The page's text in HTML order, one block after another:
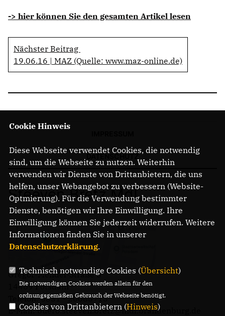
-> hier können Sie den gesamten Artikel lesen
Nächster Beitrag
19.06.16 | MAZ (Quelle: www.maz-online.de)
Steeven Bretz MdL
Gregor-Mendel-Straße 3
14469 Potsdam
Telefon: 0331 - 20085713
E-Mail: buero.steeven.bretz@mdl.brandenburg.de
Cookie Hinweis
Diese Webseite verwendet Cookies, die notwendig
sind, um die Webseite zu nutzen. Weiterhin
verwenden wir Dienste von Drittanbietern, die uns
helfen, unser Webangebot zu verbessern (Website-
Optmierung). Für die Verwendung bestimmter
Dienste, benötigen wir Ihre Einwilligung. Ihre
Einwilligung können Sie jederzeit widerrufen. Weitere
Informationen finden Sie in unserer
Datenschutzerklärung.
Technisch notwendige Cookies (Übersicht)
Die notwendigen Cookies werden allein für den
ordnungsgemäßen Gebrauch der Webseite benötigt.
Cookies von Drittanbietern (Hinweis)